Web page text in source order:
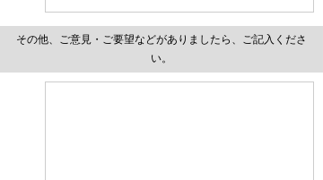
その他、ご意見・ご要望などがありましたら、ご記入くださ
い。